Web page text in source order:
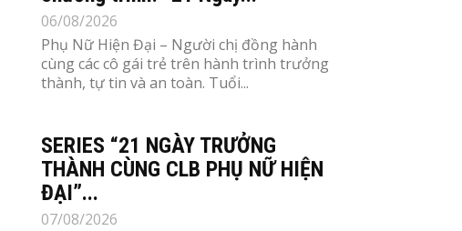
06/08/2026
Phụ Nữ Hiện Đại – Người chị đồng hành
cùng các cô gái trẻ trên hành trình trưởng
thành, tự tin và an toàn. Tuổi...
SERIES “21 NGÀY TRƯỞNG
THÀNH CÙNG CLB PHỤ NỮ HIỆN
ĐẠI”...
07/08/2026